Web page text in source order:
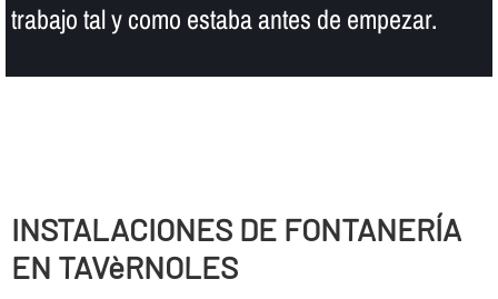
trabajo tal y como estaba antes de empezar.
INSTALACIONES DE FONTANERÍ­A
EN TAVèRNOLES